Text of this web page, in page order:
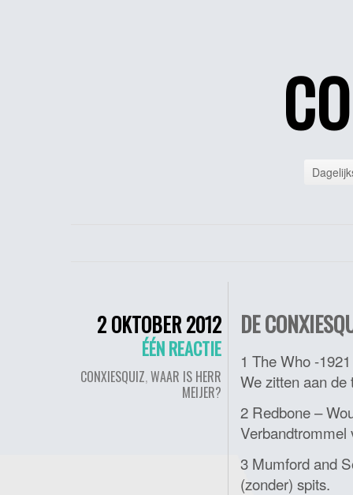
2 OKTOBER 2012
ÉÉN REACTIE
CONXIESQUIZ,WAAR IS HERR
MEIJER?
DE
1 The Who -
We zitten aan
2 Redbone –
Verbandtrommel
3 Mumford and
(zonder) spits.